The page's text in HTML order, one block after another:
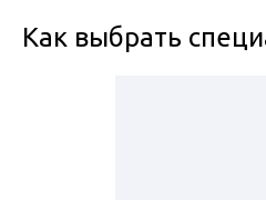
Как выбрать